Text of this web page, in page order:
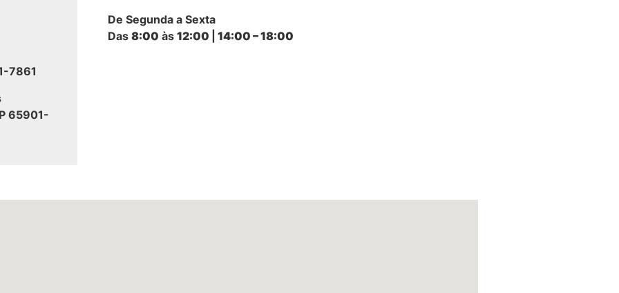
7861
65901-
De Segunda a Sexta
Das 8:00 às 12:00 14:00 – 18:00